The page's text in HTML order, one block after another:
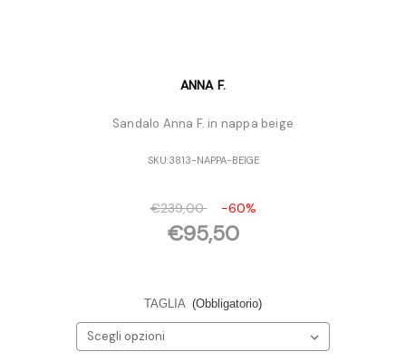
ANNA F.
Sandalo Anna F. in nappa beige
SKU:3813-NAPPA-BEIGE
€239,00 -60%
€95,50
TAGLIA (Obbligatorio)